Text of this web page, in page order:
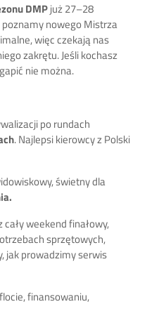
DMPjuż 27–28
poznamy nowego Mistrza
więc czekają nas
zakrętu. Jeśli kochasz
nie można.
po rundach
. Najlepsi kierowcy z Polski
świetny dla
weekend finałowy,
sprzętowych,
jak prowadzimy serwis
finansowaniu,